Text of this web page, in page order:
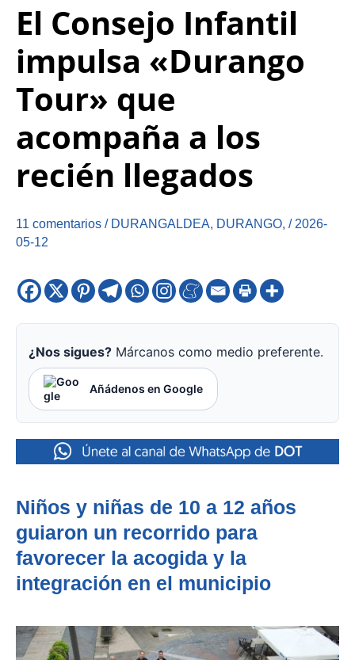
El Consejo Infantil
impulsa «Durango
Tour» que
acompaña a los
recién llegados
11 comentarios / DURANGALDEA, DURANGO, / 2026-
05-12
¿Nos sigues? Márcanos como medio preferente.
Añádenos en Google
Niños y niñas de 10 a 12 años
guiaron un recorrido para
favorecer la acogida y la
integración en el municipio